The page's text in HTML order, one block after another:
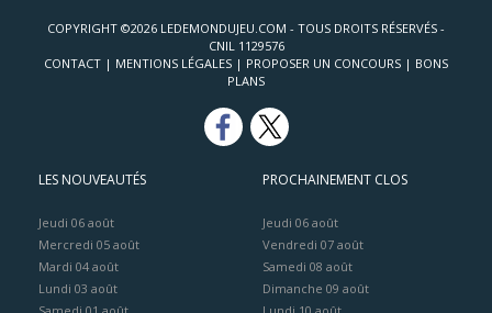
COPYRIGHT ©2026 LEDEMONDUJEU.COM - TOUS DROITS RÉSERVÉS -
CNIL 1129576
CONTACT | MENTIONS LÉGALES | PROPOSER UN CONCOURS | BONS
PLANS
LES NOUVEAUTÉS
Jeudi 06 août
Mercredi 05 août
Mardi 04 août
Lundi 03 août
PROCHAINEMENT CLOS
Jeudi 06 août
Vendredi 07 août
Samedi 08 août
Dimanche 09 août